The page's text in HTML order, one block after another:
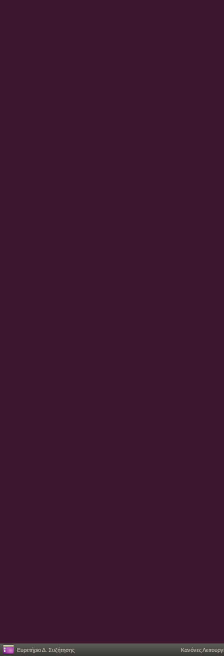
Ευρετήριο Δ. Συζήτησης Κανόνες